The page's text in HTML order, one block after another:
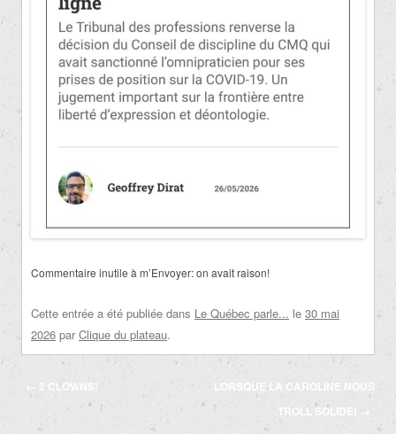
Commentaire inutile à m’Envoyer: on avait raison!
Cette entrée a été publiée dans Le Québec parle... le 30 mai
2026 par Clique du plateau.
Navigation
← 2 CLOWNS!
LORSQUE LA CAROLINE NOUS
TROLL SOLIDE!
→